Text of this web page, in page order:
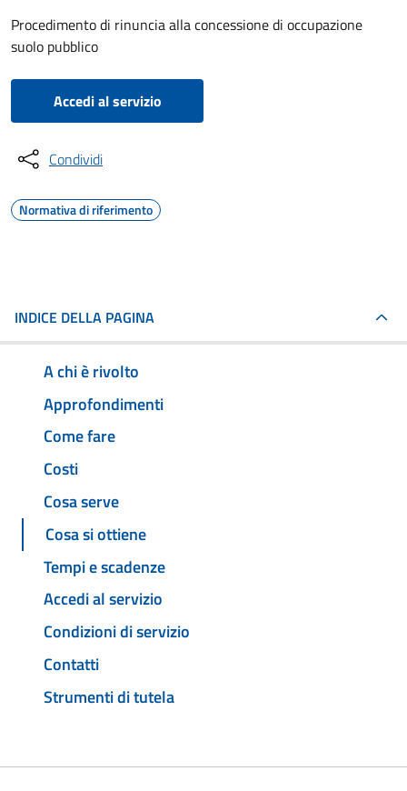
Procedimento di rinuncia alla concessione di occupazione
suolo pubblico
Accedi al servizio
Condividi
Normativa di riferimento
INDICE DELLA PAGINA
A chi è rivolto
Approfondimenti
Come fare
Costi
Cosa serve
Cosa si ottiene
Tempi e scadenze
Accedi al servizio
Condizioni di servizio
Contatti
Strumenti di tutela